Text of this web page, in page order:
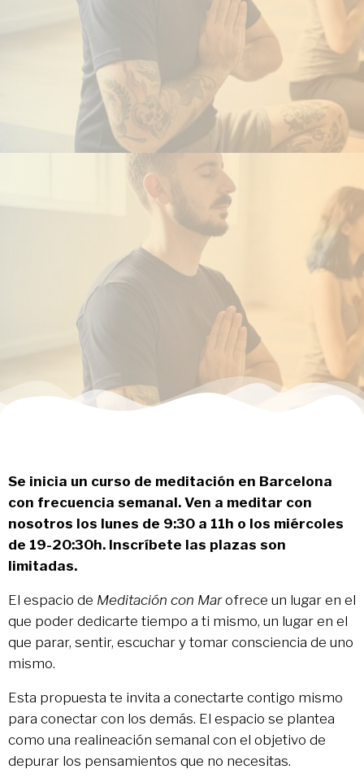
Se inicia un curso de meditación en Barcelona
con frecuencia semanal. Ven a meditar con
nosotros los lunes de 9:30 a 11h o los miércoles
de 19-20:30h. Inscríbete las plazas son
limitadas.
El espacio de Meditación con Marofrece un lugar en el
que poder dedicarte tiempo a ti mismo, un lugar en el
que parar, sentir, escuchar y tomar consciencia de uno
mismo.
Esta propuesta te invita a conectarte contigo mismo
para conectar con los demás. El espacio se plantea
como una realineación semanal con el objetivo de
depurar los pensamientos que no necesitas.